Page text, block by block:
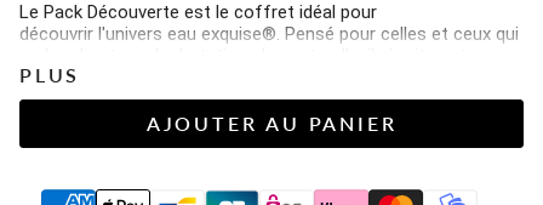
Le Pack Découverte est le coffret idéal pour
découvrir l'univers eau exquise®. Pensé pour celles et ceux qui
saveurs emblématiques élaborées à partir d' ingrédients 100 %
d'origine naturelle.
La signature eau exquise® ?
PLUS
AJOUTER AU PANIER